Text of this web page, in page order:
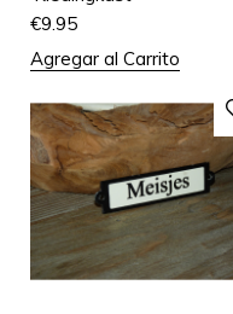
€9.95
Agregar al Carrito